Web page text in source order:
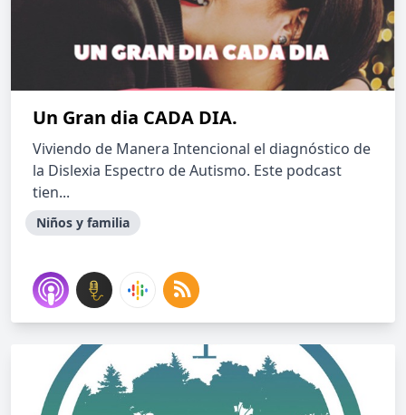
Un Gran dia CADA DIA.
Viviendo de Manera Intencional el diagnóstico de
la Dislexia Espectro de Autismo. Este podcast
tien...
Niños y familia